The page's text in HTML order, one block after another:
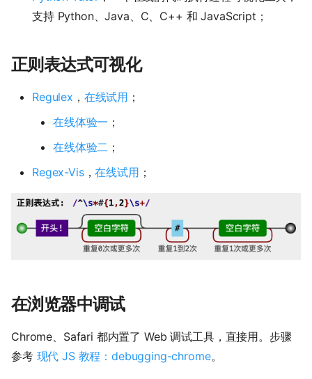
支持 Python、Java、C、C++ 和 JavaScript；
正则表达式可视化
Regulex ， 在线试用 ；
在线体验一 ；
在线体验二 ；
Regex-Vis，在线试用 ；
在浏览器中调试
Chrome、Safari 都内置了 Web 调试工具，直接用。步骤
参考 现代 JS 教程：debugging-chrome。